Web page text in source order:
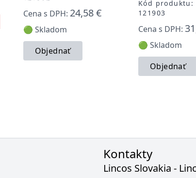
Cena s DPH: 24,58 €
🟢 Skladom
Objednať
Kód produktu:
121903
Cena s DPH:
🟢 Skladom
Objednať
Kontakty
Lincos Slovakia -